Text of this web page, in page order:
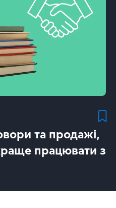
та продажі,
працювати з